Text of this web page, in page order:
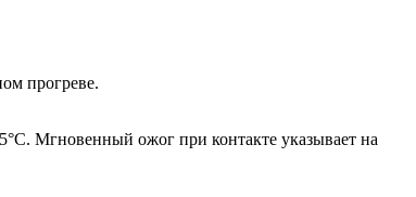
прогреве.
Мгновенный ожог при контакте указывает на